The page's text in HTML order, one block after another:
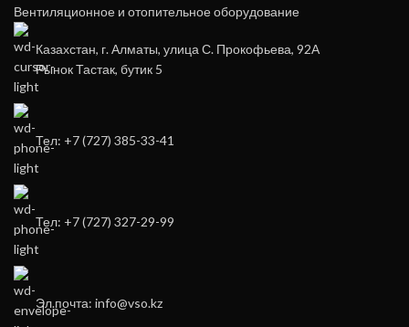
Вентиляционное и отопительное оборудование
Казахстан, г. Алматы, улица С. Прокофьева, 92А
Рынок Тастак, бутик 5
Тел: +7 (727) 385-33-41
Тел: +7 (727) 327-29-99
Эл.почта: info@vso.kz